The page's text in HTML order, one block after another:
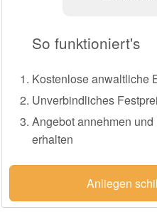
So funktioniert's
Kostenlose anwaltliche
Unverbindliches
Angebot annehmen
erhalten
Anliegen